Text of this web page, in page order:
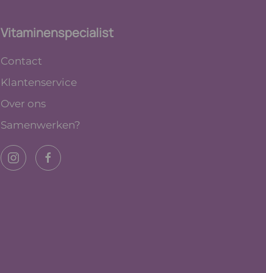
Vitaminenspecialist
Contact
Klantenservice
Over ons
Samenwerken?